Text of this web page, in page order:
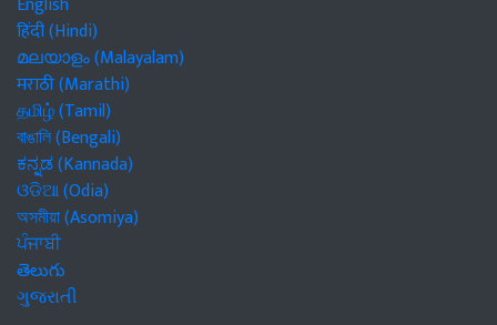
हिंदी (Hindi)
മലയാളം (Malayalam)
मराठी (Marathi)
தமிழ் (Tamil)
বাঙালি (Bengali)
ಕನ್ನಡ (Kannada)
ଓଡିଆ (Odia)
অসমীয়া (Asomiya)
ਪੰਜਾਬੀ
తెలుగు
ગુજરાતી